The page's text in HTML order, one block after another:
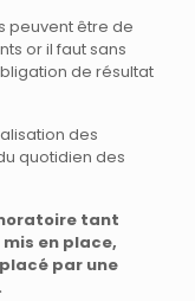
peuvent être de
or il faut sans
de résultat
des
quotidien des
tant
en place,
par une